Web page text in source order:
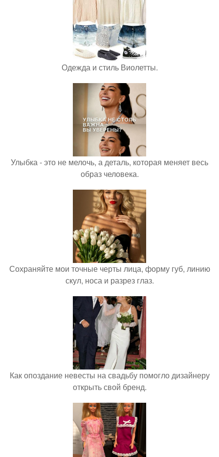
Одежда и стиль Виолетты.
Улыбка - это не мелочь, а деталь, которая меняет весь
образ человека.
Сохраняйте мои точные черты лица, форму губ, линию
скул, носа и разрез глаз.
Как опоздание невесты на свадьбу помогло дизайнеру
открыть свой бренд.